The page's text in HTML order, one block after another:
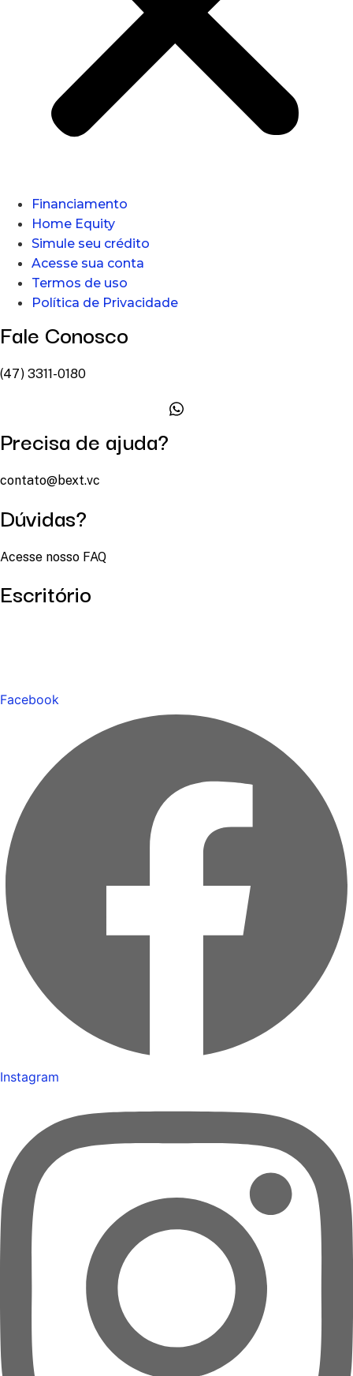
Financiamento
Home Equity
Simule seu crédito
Acesse sua conta
Termos de uso
Política de Privacidade
Fale Conosco
(47) 3311-0180
Precisa de ajuda?
contato@bext.vc
Dúvidas?
Acesse nosso FAQ
Escritório
Facebook
Instagram